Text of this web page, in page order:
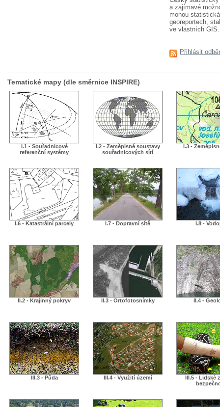
a zajímavé
mohou
georeportech,
ve vlastních
Přihlásit
Tematické mapy (dle směrnice INSPIRE)
I.1 - Souřadnicové
referenční systémy
I.2 - Zeměpisné soustavy
souřadnicových sítí
I.3 -
I.6 - Katastrální parcely I.7 - Dopravní sítě I.8 -
II.2 - Krajinný pokryv II.3 - Ortofotosnímky II.4 -
III.3 - Půda III.4 - Využití území
III.5 - Lidské